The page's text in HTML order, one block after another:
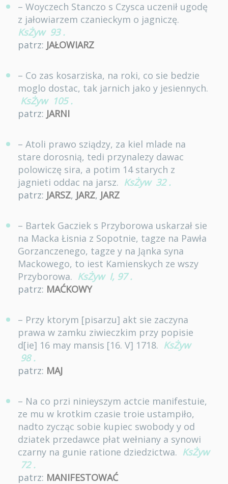
– Woyczech Stanczo s Czysca uczenił ugodę
z jałowiarzem czanieckym o jagniczę.
KsŻyw 93 .
patrz: JAŁOWIARZ
– Co zas kosarziska, na roki, co sie bedzie
moglo dostac, tak jarnich jako y jesiennych.
KsŻyw 105 .
patrz: JARNI
– Atoli prawo sziądzy, za kiel mlade na
stare dorosnią, tedi przynalezy dawac
polowiczę sira, a potim 14 starych z
jagnieti oddac na jarsz. KsŻyw 32 .
patrz: JARSZ, JARZ, JARZ
– Bartek Gacziek s Przyborowa uskarzał sie
na Macka Łisnia z Sopotnie, tagze na Pawła
Gorzanczenego, tagze y na Jąnka syna
Mackowego, to iest Kamienskych ze wszy
Przyborowa. KsŻyw I, 97 .
patrz: MAĆKOWY
– Przy ktorym [pisarzu] akt sie zaczyna
prawa w zamku ziwieczkim przy popisie
d[ie] 16 may mansis [16. V] 1718. KsŻyw
98 .
patrz: MAJ
– Na co przi ninieyszym actcie manifestuie,
ze mu w krotkim czasie troie ustampiło,
nadto zycząc sobie kupiec swobody y od
dziatek przedawce płat wełniany a synowi
czarny na gunie ratione dziedzictwa. KsŻyw
72 .
patrz: MANIFESTOWAĆ